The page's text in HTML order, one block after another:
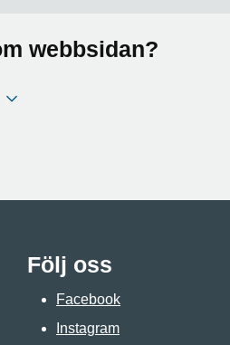
webbsidan?
Följ oss
Facebook
Instagram